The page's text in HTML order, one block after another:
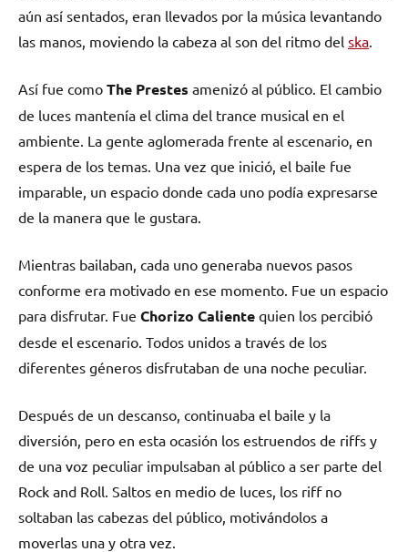
aún así sentados, eran llevados por la música levantando
las manos, moviendo la cabeza al son del ritmo del ska
Así fue como The Prestes amenizó al público. El cambio
de luces mantenía el clima del trance musical en el
ambiente. La gente aglomerada frente al escenario, en
espera de los temas. Una vez que inició, el baile fue
imparable, un espacio donde cada uno podía expresarse
de la manera que le gustara.
Mientras bailaban, cada uno generaba nuevos pasos
conforme era motivado en ese momento. Fue un espacio
para disfrutar. Fue Chorizo Caliente quien los percibió
desde el escenario. Todos unidos a través de los
diferentes géneros disfrutaban de una noche peculiar.
Después de un descanso, continuaba el baile y la
diversión, pero en esta ocasión los estruendos de riffs y
de una voz peculiar impulsaban al público a ser parte del
Rock and Roll. Saltos en medio de luces, los riff no
soltaban las cabezas del público, motivándolos a
moverlas una y otra vez.